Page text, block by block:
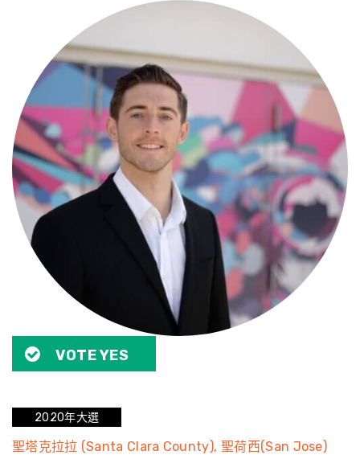
VOTE YES
2020年大選
聖塔克拉拉 (Santa Clara County) 聖荷西(San Jose)